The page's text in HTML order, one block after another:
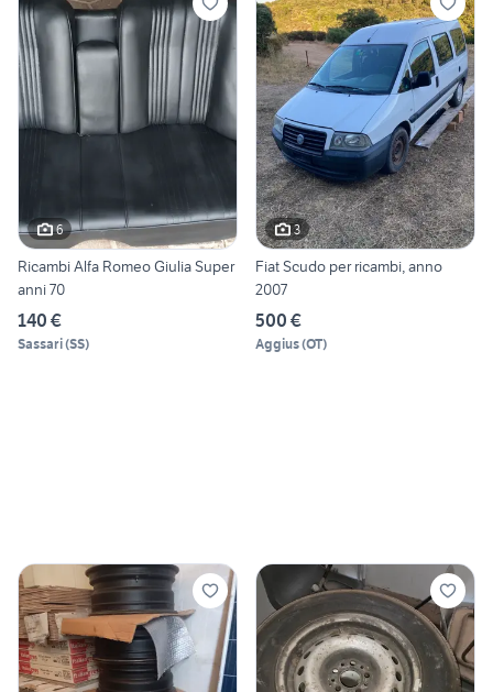
6
Ricambi Alfa Romeo Giulia Super
anni 70
140 €
Sassari(SS)
3
Fiat Scudo per ricambi, anno
2007
500 €
Aggius(OT)